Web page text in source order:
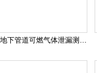
长沙MD-868地下管道可燃气体泄漏测试仪